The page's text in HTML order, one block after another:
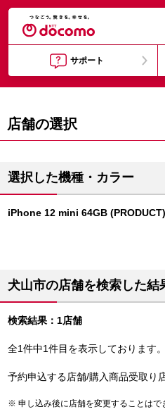
サポート
店舗の選択
選択した機種・カラー
iPhone 12 mini 64GB
犬山市の店舗を検索した結
検索結果：1店舗
全1件中1件目を表示しております
予約申込する店舗/購入商品受取り
申し込み後に店舗を変更することはで